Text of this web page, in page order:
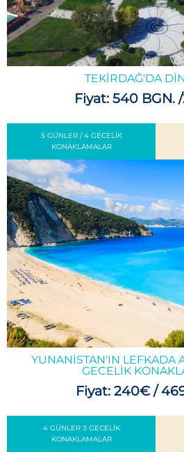
TEKIRDAĞ'DA
Fiyat: 540 BGN.
5 GÜNLER / 4 GECELIK
KONAKLAMALAR
YUNANISTAN'IN LEFKADA
GECELIK
Fiyat: 240€ /
4 GÜNLER 3 GECELIK
KONAKLAMALAR